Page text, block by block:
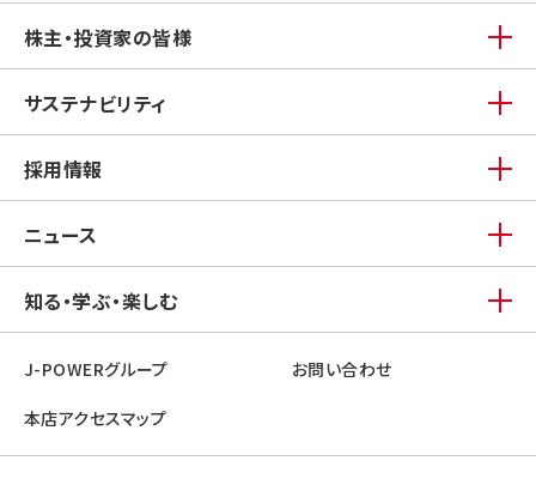
株主・投資家の皆様
サステナビリティ
採用情報
ニュース
知る・学ぶ・楽しむ
J-POWERグループ お問い合わせ
本店アクセスマップ